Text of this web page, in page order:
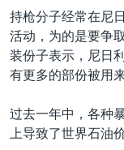
检
索
非洲
美洲
全球议题
军事
劳工
环境
国会报道
美中关系
美国建国250周年
美国之音专访
VOA今日焦点
中文广播
持枪分子经常在尼
活动，为的是要争
装份子表示，尼日
有更多的部份被用
过去一年中，各种
上导致了世界石油